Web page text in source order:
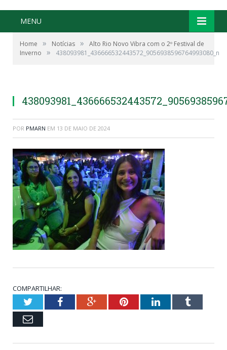
MENU
Home » Notícias »
Alto Rio Novo Vibra com o 2º Festival de
Inverno
» 438093981_436666532443572_9056938596764993080_n
POR PMARN EM 13 DE MAIO DE 2024
COMPARTILHAR:
TwitterFacebookGoogle+PinterestLinkedInTumblr
Email